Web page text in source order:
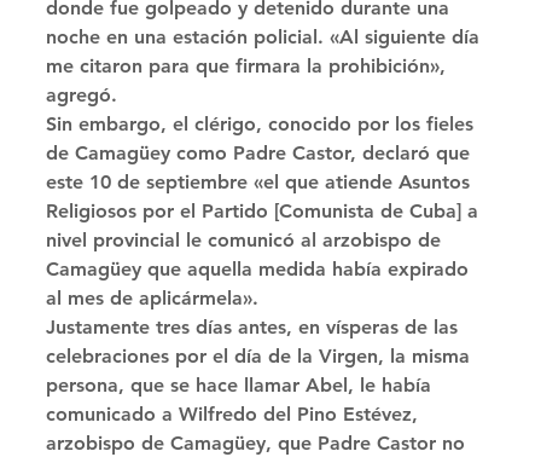
donde fue golpeado y detenido durante una
noche en una estación policial. «Al siguiente día
me citaron para que firmara la prohibición»,
agregó.
Sin embargo, el clérigo, conocido por los fieles
de Camagüey como Padre Castor, declaró que
este 10 de septiembre «el que atiende Asuntos
Religiosos por el Partido [Comunista de Cuba] a
nivel provincial le comunicó al arzobispo de
Camagüey que aquella medida había expirado
al mes de aplicármela».
Justamente tres días antes, en vísperas de las
celebraciones por el día de la Virgen, la misma
persona, que se hace llamar Abel, le había
comunicado a Wilfredo del Pino Estévez,
arzobispo de Camagüey, que Padre Castor no